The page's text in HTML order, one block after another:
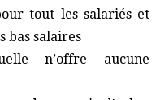
tout les salariés et
bas salaires
n’offre aucune